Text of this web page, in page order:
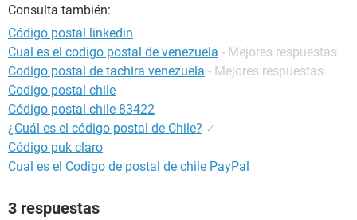
Consulta también:
Código postal linkedin
Cual es el codigo postal de venezuela - Mejores respuestas
Codigo postal de tachira venezuela - Mejores respuestas
Codigo postal chile
Código postal chile 83422
¿Cuál es el código postal de Chile? ✓
Código puk claro
Cual es el Codigo de postal de chile PayPal
3 respuestas